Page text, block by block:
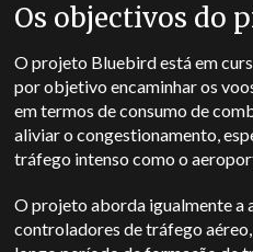
Os objectivos do
O projeto Bluebird está em
por objetivo encaminhar os
em termos de consumo de
aliviar o congestionamento,
tráfego intenso como o
O projeto aborda igualmente a
controladores de tráfego